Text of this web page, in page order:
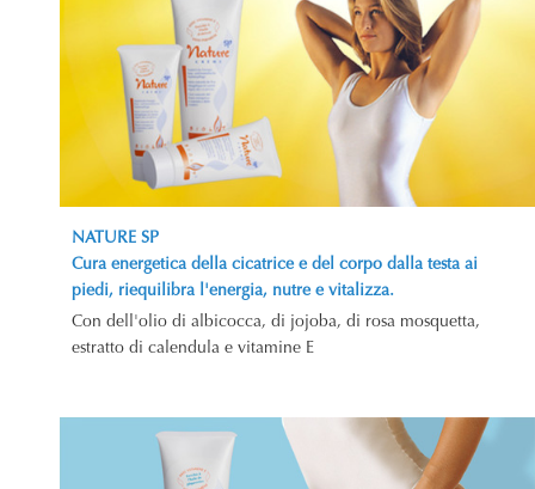
NATURE SP
Cura energetica della cicatrice e del corpo dalla testa ai
piedi, riequilibra l'energia, nutre e vitalizza.
Con dell'olio di albicocca, di jojoba, di rosa mosquetta,
estratto di calendula e vitamine E